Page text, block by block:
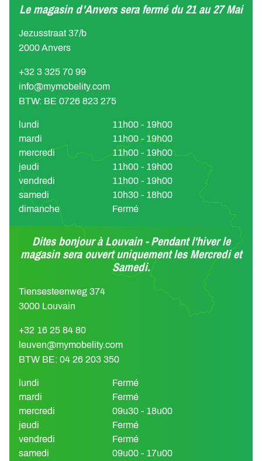
Le magasin d'Anvers sera fermé du 21 au 27 Mai
Jezusstraat 37/b
2000 Anvers
+32 3 325 70 99
info@mymobelity.com
BTW: BE 0726 823 275
lundi
11h00 - 19h00
mardi
11h00 - 19h00
mercredi
11h00 - 19h00
jeudi
11h00 - 19h00
vendredi
11h00 - 19h00
samedi
10h30 - 18h00
dimanche
Fermé
Dites bonjour à Louvain - Pendant l'hiver le
magasin sera ouvert uniquement les Mercredi et
Samedi.
Tiensesteenweg 374
3000 Louvain
+32 16 25 84 80
leuven@mymobelity.com
BTW BE: 04 26 203 350
lundi
Fermé
mardi
Fermé
mercredi
09u30 - 18u00
jeudi
Fermé
vendredi
Fermé
samedi
09u00 - 17u00